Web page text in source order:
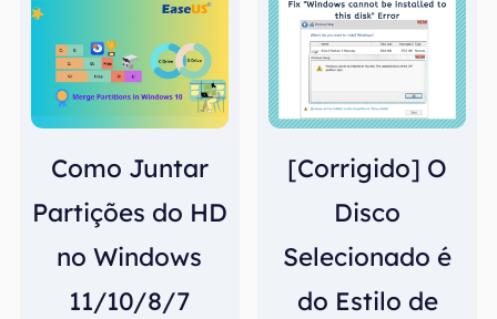
Como Juntar
Partições do HD
no Windows
11/10/8/7
[Corrigido] O
Disco
Selecionado é
do Estilo de